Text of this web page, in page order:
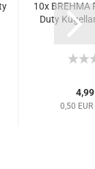
10x BREHMA
Duty
4,99
0,50